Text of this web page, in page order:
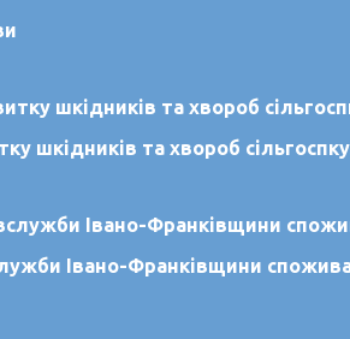
шкідників та хвороб
Івано-Франківщини